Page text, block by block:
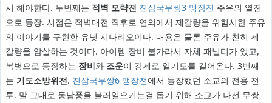
시 해야한다. 두번째는 적벽 모략전 진삼국무쌍3 맹장전 주유의 열전
으로 등장. 시점은 적벽대전 직후로 연의에서 제갈량을 위험시한 주유
의 이야기를 구현한 유닛 시나리오이다. 내용은 물론 주유가 친히 제
갈량을 암살하는 것이다. 아이템 장비 불가라서 자체 패널티가 있고,
복병으로 등장하는 장비와 조운이 강제로 일기토를 걸어온다. 3번째
는 기도소방위전. 진삼국무쌍6 맹장전에서 등장했던 소교의 전용 전
투. 말 그대로 동남풍을 불러일으키는걸 돕기 위해 소교가 나선 무쌍